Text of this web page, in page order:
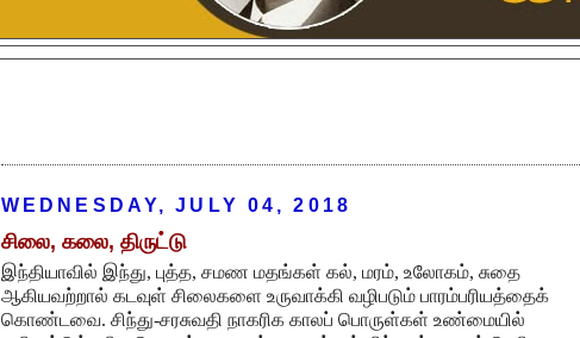
WEDNESDAY, JULY 04, 2018
சிலை, கலை, திருட்டு
இந்தியாவில் இந்து, புத்த, சமண மதங்கள் கல், மரம், உலோகம், சுதை
ஆகியவற்றால் கடவுள் சிலைகளை உருவாக்கி வழிபடும் பாரம்பரியத்தைக்
கொண்டவை. சிந்து-சரசுவதி நாகரிக காலப் பொருள்கள் உண்மையில்